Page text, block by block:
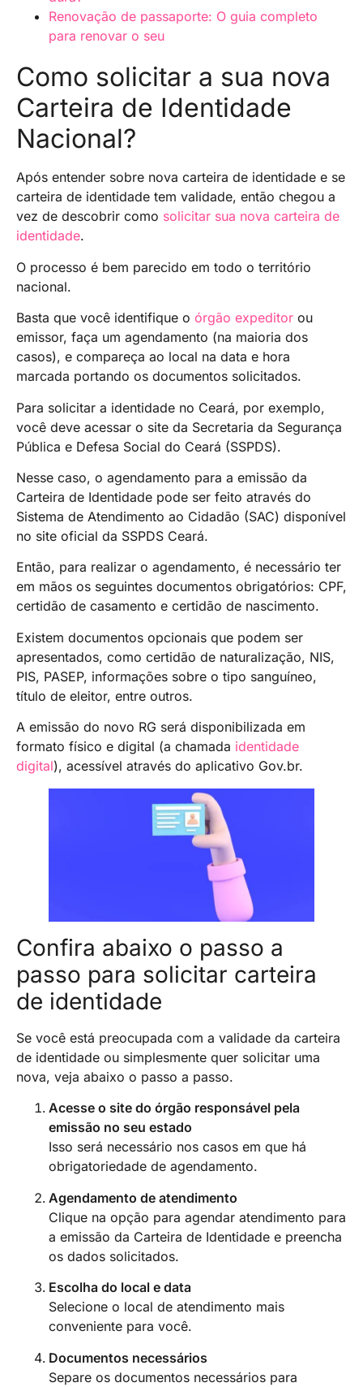
Renovação de passaporte: O guia completo
para renovar o seu
Como solicitar a sua nova
Carteira de Identidade
Nacional?
Após entender sobre nova carteira de identidade e se
carteira de identidade tem validade, então chegou a
vez de descobrir como solicitar sua nova carteira de
identidade.
O processo é bem parecido em todo o território
nacional.
Basta que você identifique o órgão expeditor ou
emissor, faça um agendamento (na maioria dos
casos), e compareça ao local na data e hora
marcada portando os documentos solicitados.
Para solicitar a identidade no Ceará, por exemplo,
você deve acessar o site da Secretaria da Segurança
Pública e Defesa Social do Ceará (SSPDS).
Nesse caso, o agendamento para a emissão da
Carteira de Identidade pode ser feito através do
Sistema de Atendimento ao Cidadão (SAC) disponível
no site oficial da SSPDS Ceará.
Então, para realizar o agendamento, é necessário ter
em mãos os seguintes documentos obrigatórios: CPF,
certidão de casamento e certidão de nascimento.
Existem documentos opcionais que podem ser
apresentados, como certidão de naturalização, NIS,
PIS, PASEP, informações sobre o tipo sanguíneo,
título de eleitor, entre outros.
A emissão do novo RG será disponibilizada em
formato físico e digital (a chamada identidade
digital), acessível através do aplicativo Gov.br.
Confira abaixo o passo a
passo para solicitar carteira
de identidade
Se você está preocupada com a validade da carteira
de identidade ou simplesmente quer solicitar uma
nova, veja abaixo o passo a passo.
Acesse o site do órgão responsável pela
emissão no seu estado
Isso será necessário nos casos em que há
obrigatoriedade de agendamento.
Agendamento de atendimento
Clique na opção para agendar atendimento para
a emissão da Carteira de Identidade e preencha
os dados solicitados.
Escolha do local e data
Selecione o local de atendimento mais
conveniente para você.
Documentos necessários
Separe os documentos necessários para